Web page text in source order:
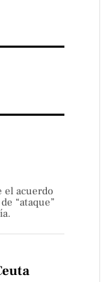
el acuerdo
“ataque”